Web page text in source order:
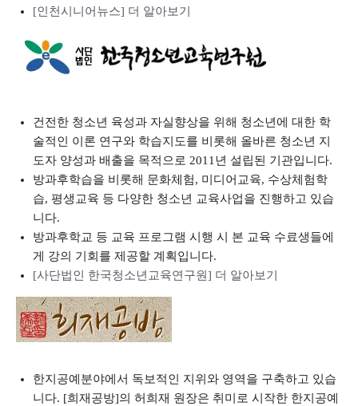
[인천시니어뉴스] 더 알아보기
건전한 청소년 육성과 자실향상을 위해 청소년에 대한 학
술적인 이론 연구와 학습지도를 비롯해 올바른 청소년 지
도자 양성과 배출을 목적으로 2011년 설립된 기관입니다.
방과후학습을 비롯해 문화체험, 미디어교육, 수상체험학
습, 평생교육 등 다양한 청소년 교육사업을 진행하고 있습
니다.
방과후학교 등 교육 프로그램 시행 시 본 교육 수료생들에
게 강의 기회를 제공할 계획입니다.
[사단법인 한국청소년교육연구원] 더 알아보기
한지공예분야에서 독보적인 지위와 영역을 구축하고 있습
니다. [희재공방]의 허희재 원장은 취미로 시작한 한지공예